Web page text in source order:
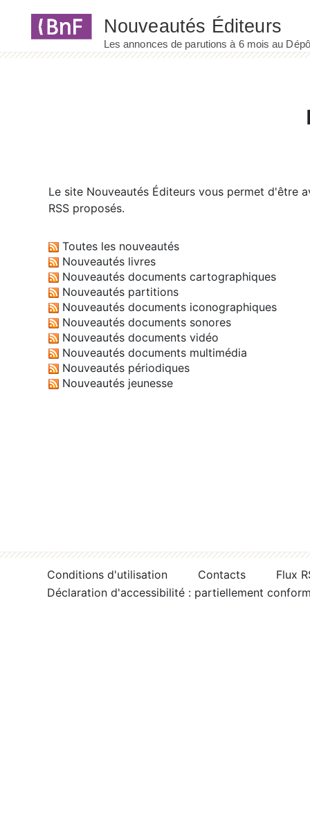
Le site Nouveautés Éditeurs vous permet d'être
RSS proposés.
Toutes les nouveautés
Nouveautés livres
Nouveautés documents cartographiques
Nouveautés partitions
Nouveautés documents iconographiques
Nouveautés documents sonores
Nouveautés documents vidéo
Nouveautés documents multimédia
Nouveautés périodiques
Nouveautés jeunesse
Conditions d'utilisation Contacts
Flux
Déclaration d'accessibilité : partiellement